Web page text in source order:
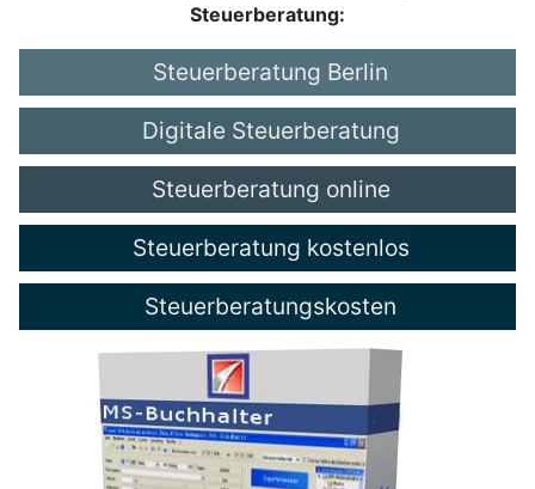
Steuerberatung:
Steuerberatung Berlin
Digitale Steuerberatung
Steuerberatung online
Steuerberatung kostenlos
Steuerberatungskosten